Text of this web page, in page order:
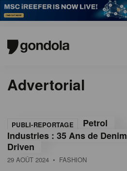
Advertorial
PUBLI-REPORTAGE
Petrol
Industries : 35 Ans de Denim
Driven
29 AOÛT 2024 • FASHION
page
page
page